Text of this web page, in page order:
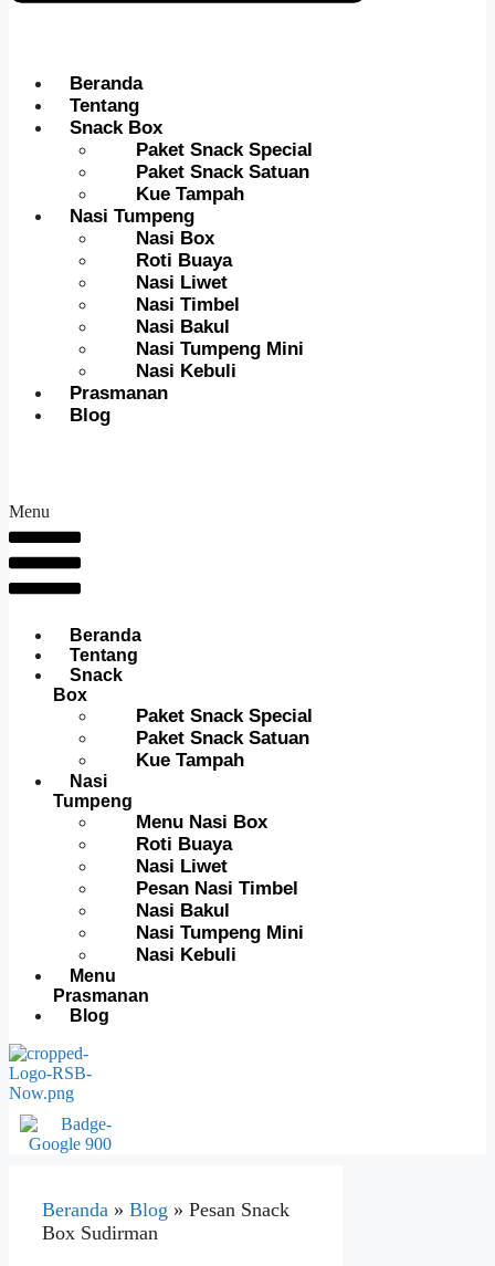
Beranda
Tentang
Snack Box
Paket Snack Special
Paket Snack Satuan
Kue Tampah
Nasi Tumpeng
Nasi Box
Roti Buaya
Nasi Liwet
Nasi Timbel
Nasi Bakul
Nasi Tumpeng Mini
Nasi Kebuli
Prasmanan
Blog
Menu
Beranda
Tentang
Snack
Box
Paket Snack Special
Paket Snack Satuan
Kue Tampah
Nasi
Tumpeng
Menu Nasi Box
Roti Buaya
Nasi Liwet
Pesan Nasi Timbel
Nasi Bakul
Nasi Tumpeng Mini
Nasi Kebuli
Menu
Prasmanan
Blog
Beranda » Blog » Pesan Snack
Box Sudirman